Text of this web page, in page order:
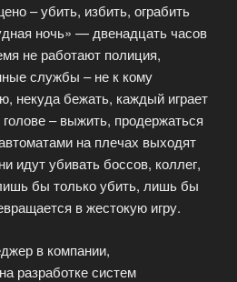
– убить, избить, ограбить
ночь» — двенадцать часов
не работают полиция,
службы – не к кому
некуда бежать, каждый играет
– выжить, продержаться
на плечах выходят
идут убивать боссов, коллег,
бы только убить, лишь бы
в жестокую игру.
в компании,
разработке систем